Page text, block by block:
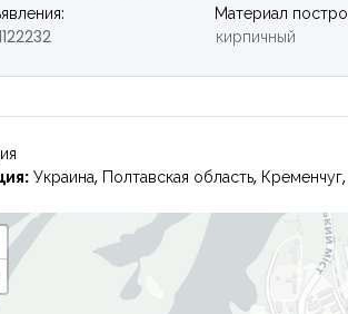
Материал
кирпичный
Украина, Полтавская область,